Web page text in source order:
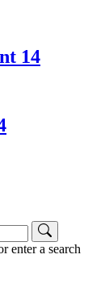
14
enter a search